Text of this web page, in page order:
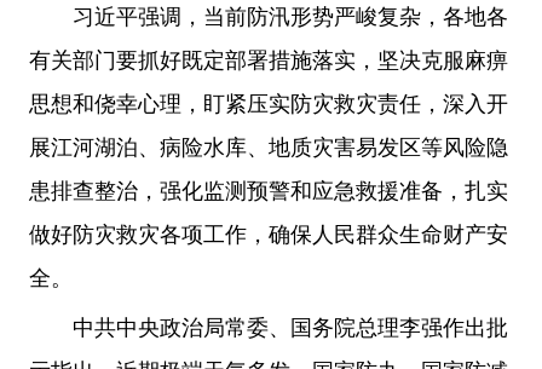
习近平强调，当前防汛形势严峻复杂，各地各
有关部门要抓好既定部署措施落实，坚决克服麻痹
思想和侥幸心理，盯紧压实防灾救灾责任，深入开
展江河湖泊、病险水库、地质灾害易发区等风险隐
患排查整治，强化监测预警和应急救援准备，扎实
做好防灾救灾各项工作，确保人民群众生命财产安
全。
中共中央政治局常委、国务院总理李强作出批